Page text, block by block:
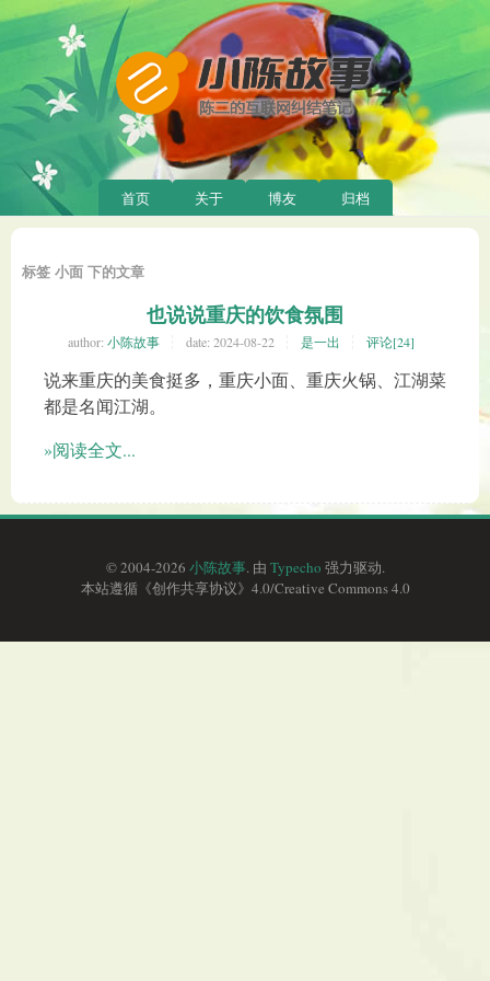
首页 关于 博友 归档
标签 小面 下的文章
也说说重庆的饮食氛围
author: 小陈故事 date: 2024-08-22 是一出 评论[24]
说来重庆的美食挺多，重庆小面、重庆火锅、江湖菜
都是名闻江湖。
»阅读全文...
© 2004-2026 小陈故事. 由 Typecho 强力驱动.
本站遵循《创作共享协议》4.0/Creative Commons 4.0